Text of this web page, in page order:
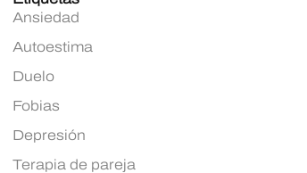
Ansiedad
Autoestima
Duelo
Fobias
Depresión
Terapia de pareja